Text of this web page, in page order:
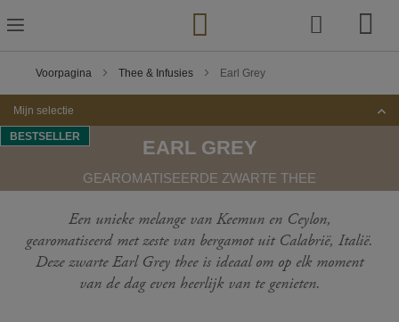
naar
de
Voorpagina Thee & Infusies Earl Grey
Mijn selectie
BESTSELLER EARL GREY
GEAROMATISEERDE ZWARTE THEE
Een unieke melange van Keemun en Ceylon,
gearomatiseerd met zeste van bergamot uit Calabrië, Italië.
Deze zwarte Earl Grey thee is ideaal om op elk moment
van de dag even heerlijk van te genieten.